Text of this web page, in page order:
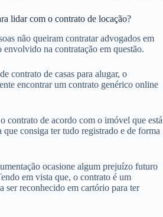
lidar com o contrato de locação?
não queiram contratar advogados em
na contratação em questão.
contrato de casas para alugar, o
encontrar um contrato genérico online
contrato de acordo com o imóvel que está
consiga ter tudo registrado e de forma
ocasione algum prejuízo futuro
em vista que, o contrato é um
ser reconhecido em cartório para ter